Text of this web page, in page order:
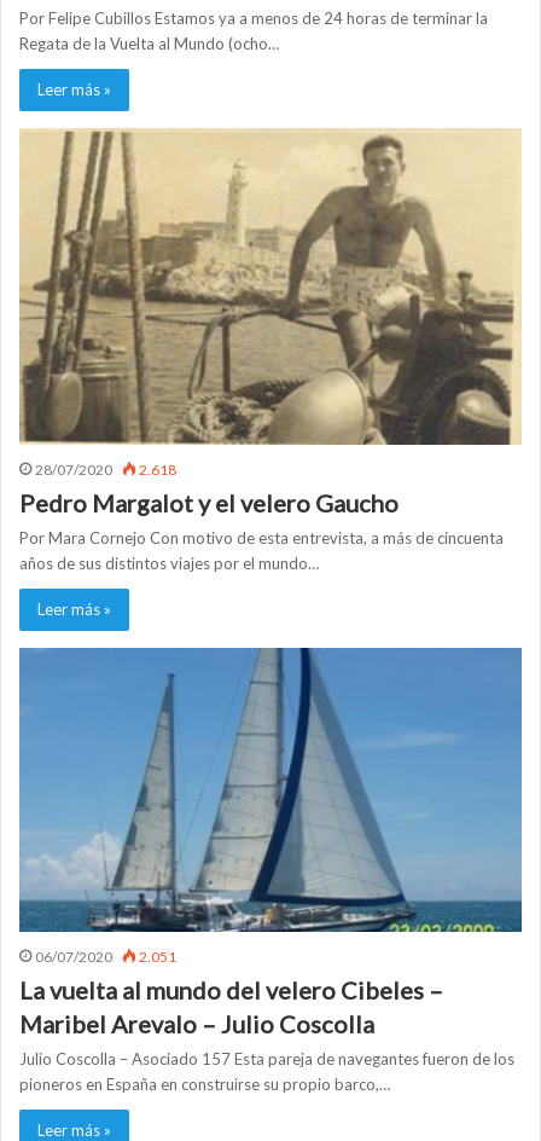
Por Felipe Cubillos Estamos ya a menos de 24 horas de terminar la
Regata de la Vuelta al Mundo (ocho…
Leer más »
28/07/2020 2.618
Pedro Margalot y el velero Gaucho
Por Mara Cornejo Con motivo de esta entrevista, a más de cincuenta
años de sus distintos viajes por el mundo…
Leer más »
06/07/2020 2.051
La vuelta al mundo del velero Cibeles –
Maribel Arevalo – Julio Coscolla
Julio Coscolla – Asociado 157 Esta pareja de navegantes fueron de los
pioneros en España en construirse su propio barco,…
Leer más »